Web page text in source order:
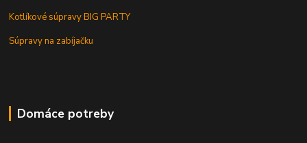
Kotlíkové súpravy BIG PARTY
Súpravy na zabíjačku
Domáce potreby